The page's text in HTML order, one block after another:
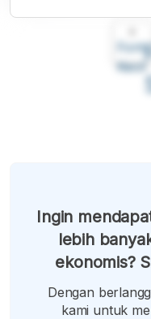
Font
Kecil
Ingin
lebih
ekonomis?
Dengan
kami untuk